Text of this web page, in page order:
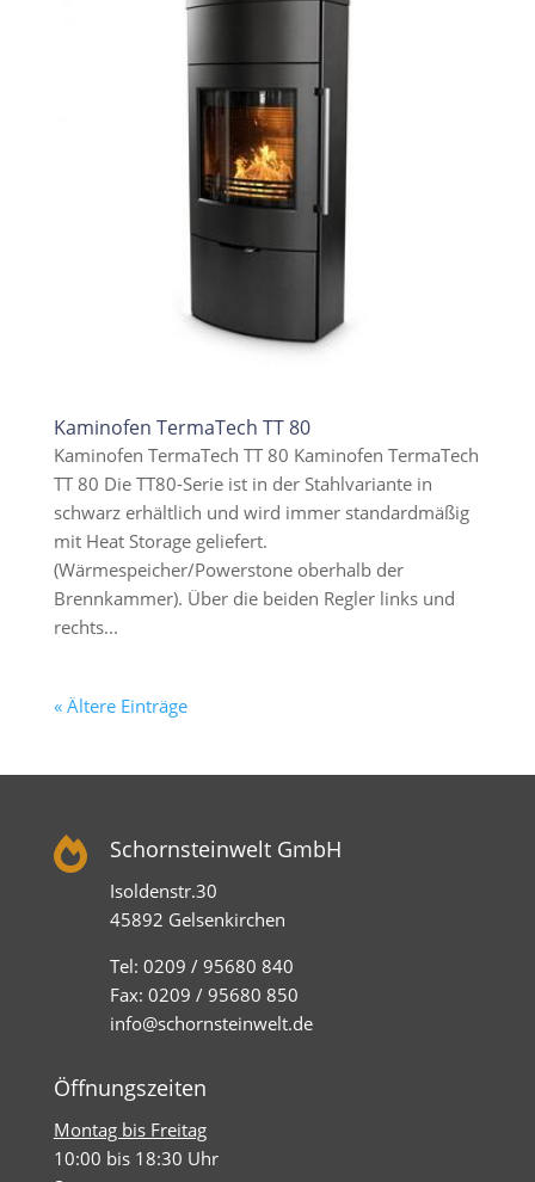
Kaminofen TermaTech TT 80
Kaminofen TermaTech TT 80 Kaminofen TermaTech
TT 80 Die TT80-Serie ist in der Stahlvariante in
schwarz erhältlich und wird immer standardmäßig
mit Heat Storage geliefert.
(Wärmespeicher/Powerstone oberhalb der
Brennkammer). Über die beiden Regler links und
rechts...
« Ältere Einträge
 Schornsteinwelt GmbH
Isoldenstr.30
45892 Gelsenkirchen
Tel: 0209 / 95680 840
Fax: 0209 / 95680 850
info@schornsteinwelt.de
Öffnungszeiten
Montag bis Freitag
10:00 bis 18:30 Uhr